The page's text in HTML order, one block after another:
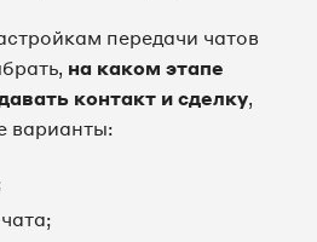
передачи чатов
на каком этапе
контакт и сделку,
варианты: